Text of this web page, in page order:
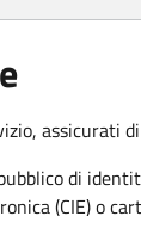
assicurati
di
(CIE) o